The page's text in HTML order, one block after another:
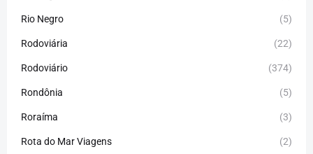
Rio Negro (5)
Rodoviária (22)
Rodoviário (374)
Rondônia (5)
Roraíma (3)
Rota do Mar Viagens (2)